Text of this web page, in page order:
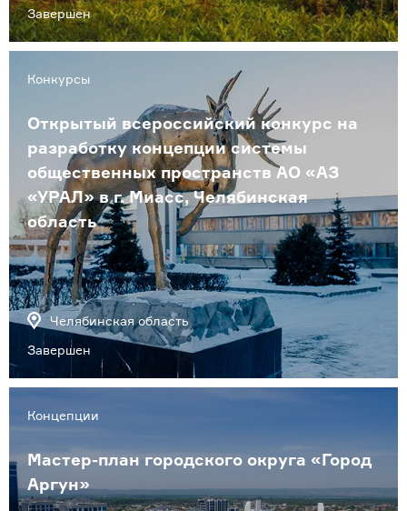
Завершен
Конкурсы
Открытый всероссийский конкурс на
разработку концепции системы
общественных пространств АО «АЗ
«УРАЛ» в г. Миасс, Челябинская
область
Челябинская область
Завершен
Концепции
Мастер-план городского округа «Город
Аргун»